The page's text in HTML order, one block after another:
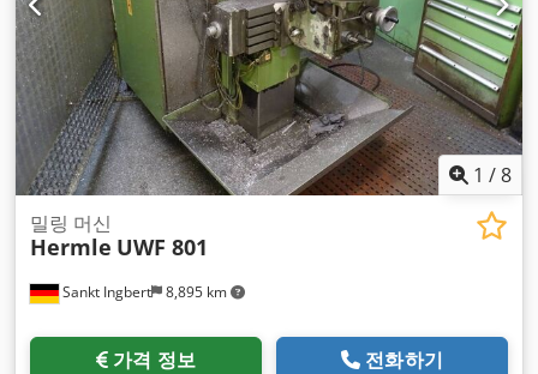
1 /8
Sankt Ingbert 8,895 km
밀링 머신
Hermle UWF 801
가격 정보 전화하기